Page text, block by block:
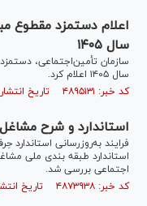
اعلام دستمزد مقطوع
سال ۱۴۰۵
سازمان تأمین‌اجتماعی،
سال ۱۴۰۵ اعلام کرد.
کد خبر: ۴۸۹۵۱۳۱ تاریخ انتشار : ۱۴۰۵/۰۲/۱۱
استاندارد و شرح
فرایند به‌روزرسانی
اجتماعی بررسی شد.
کد خبر: ۴۸۷۳۹۳۸ تاریخ انتشار : ۱۴۰۴/۱۰/۰۵